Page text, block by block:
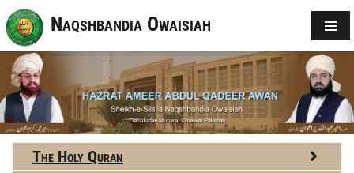
Naqshbandia Owaisiah
The Holy Quran